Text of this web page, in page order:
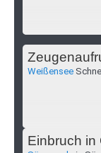
Weißensee
Einbruch in